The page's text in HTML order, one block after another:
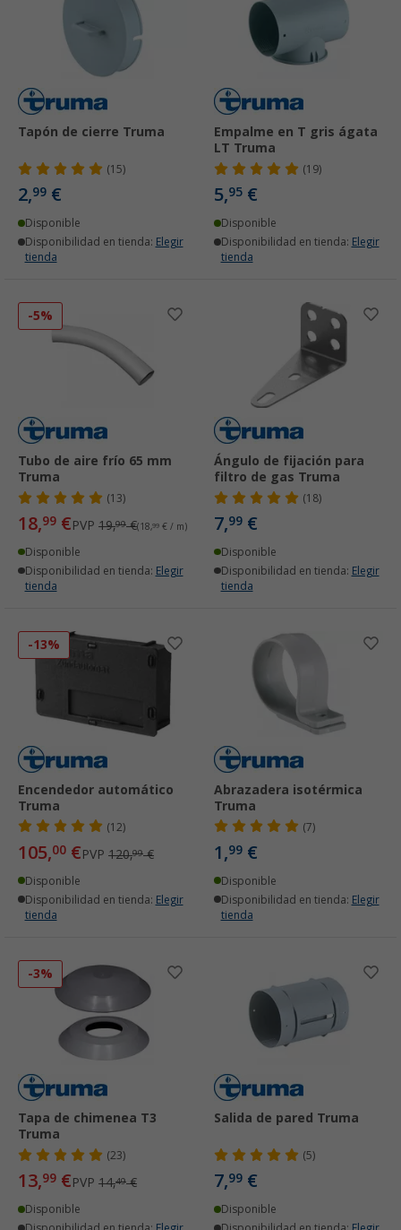
Tapón de cierre Truma
(15)
2,99 €
Disponible
Disponibilidad en tienda: Elegir
tienda
Empalme en T gris ágata
LT Truma
(19)
5,95 €
Disponible
Disponibilidad en tienda: Elegir
tienda
-5%
Tubo de aire frío 65 mm
Truma
(13)
18,99 €PVP 19,99€(18,99 € / m)
Disponible
Disponibilidad en tienda: Elegir
tienda
Ángulo de fijación para
filtro de gas Truma
(18)
7,99 €
Disponible
Disponibilidad en tienda: Elegir
tienda
-13%
Encendedor automático
Truma
(12)
105,00 €PVP 120,99€
Disponible
Disponibilidad en tienda: Elegir
tienda
Abrazadera isotérmica
Truma
(7)
1,99 €
Disponible
Disponibilidad en tienda: Elegir
tienda
-3%
Tapa de chimenea T3
Truma
(23)
13,99 €PVP 14,49€
Disponible
Salida de pared Truma
(5)
7,99 €
Disponible